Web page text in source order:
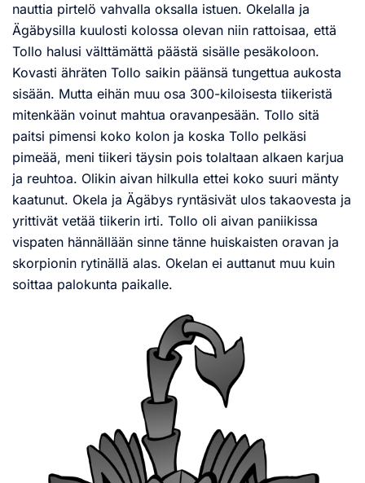
nauttia pirtelö vahvalla oksalla istuen. Okelalla ja
Ägäbysilla kuulosti kolossa olevan niin rattoisaa, että
Tollo halusi välttämättä päästä sisälle pesäkoloon.
Kovasti ähräten Tollo saikin päänsä tungettua aukosta
sisään. Mutta eihän muu osa 300-kiloisesta tiikeristä
mitenkään voinut mahtua oravanpesään. Tollo sitä
paitsi pimensi koko kolon ja koska Tollo pelkäsi
pimeää, meni tiikeri täysin pois tolaltaan alkaen karjua
ja reuhtoa. Olikin aivan hilkulla ettei koko suuri mänty
kaatunut. Okela ja Ägäbys ryntäsivät ulos takaovesta ja
yrittivät vetää tiikerin irti. Tollo oli aivan paniikissa
vispaten hännällään sinne tänne huiskaisten oravan ja
skorpionin rytinällä alas. Okelan ei auttanut muu kuin
soittaa palokunta paikalle.